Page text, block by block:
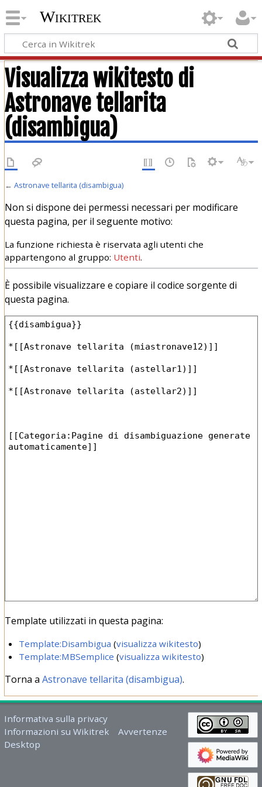
Wikitrek
Visualizza wikitesto di
Astronave tellarita
(disambigua)
← Astronave tellarita (disambigua)
Non si dispone dei permessi necessari per modificare
questa pagina, per il seguente motivo:
La funzione richiesta è riservata agli utenti che
appartengono al gruppo: Utenti.
È possibile visualizzare e copiare il codice sorgente di
questa pagina.
Template utilizzati in questa pagina:
Template:Disambigua (visualizza wikitesto)
Template:MBSemplice (visualizza wikitesto)
Torna a Astronave tellarita (disambigua).
Informativa sulla privacy
Informazioni su Wikitrek
Avvertenze
Desktop